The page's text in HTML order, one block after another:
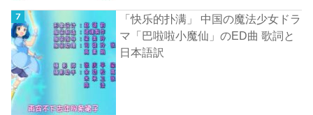
「快乐的扑满」 中国の魔法少女ドラ
マ「巴啦啦小魔仙」のED曲 歌詞と
日本語訳